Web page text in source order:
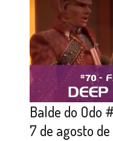
Balde do Odo
7 de agosto